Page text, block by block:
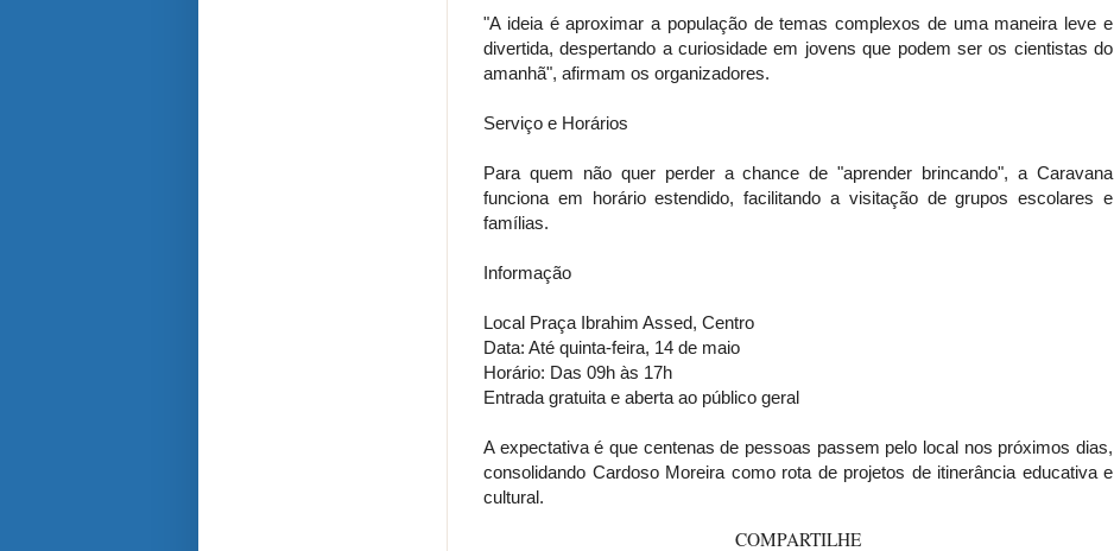
"A ideia é aproximar a população de temas complexos de uma maneira leve e
divertida, despertando a curiosidade em jovens que podem ser os cientistas do
amanhã", afirmam os organizadores.
Serviço e Horários
Para quem não quer perder a chance de "aprender brincando", a Caravana
funciona em horário estendido, facilitando a visitação de grupos escolares e
famílias.
Informação
Local Praça Ibrahim Assed, Centro
Data: Até quinta-feira, 14 de maio
Horário: Das 09h às 17h
Entrada gratuita e aberta ao público geral
A expectativa é que centenas de pessoas passem pelo local nos próximos dias,
consolidando Cardoso Moreira como rota de projetos de itinerância educativa e
cultural.
COMPARTILHE